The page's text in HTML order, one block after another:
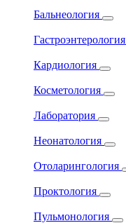
Бальнеология
Гастроэнтерология
Кардиология
Косметология
Лаборатория
Неонатология
Отоларингология
Проктология
Пульмонология